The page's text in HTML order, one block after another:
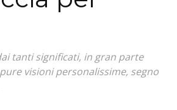
tanti significati, in gran parte
visioni personalissime, segno